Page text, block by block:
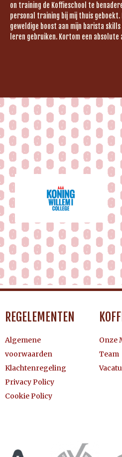
on training de Koffieschool te
personal training bij mij thuis geboekt.
geweldige boost aan mijn barista
leren gebruiken. Kortom een absolute
REGELEMENTEN
Algemene
voorwaarden
Klachtenregeling
Privacy Policy
Cookie Policy
Onze
Team